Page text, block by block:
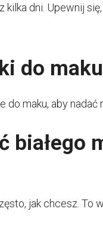
dni. Upewnij
do
maku, aby nadać
białego
jak chcesz. To